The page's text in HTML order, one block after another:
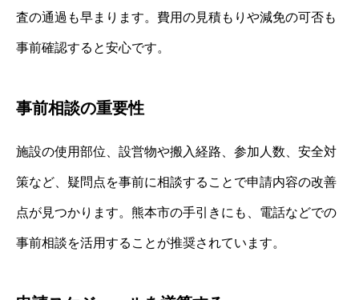
査の通過も早まります。費用の見積もりや減免の可否も
事前確認すると安心です。
事前相談の重要性
施設の使用部位、設営物や搬入経路、参加人数、安全対
策など、疑問点を事前に相談することで申請内容の改善
点が見つかります。熊本市の手引きにも、電話などでの
事前相談を活用することが推奨されています。